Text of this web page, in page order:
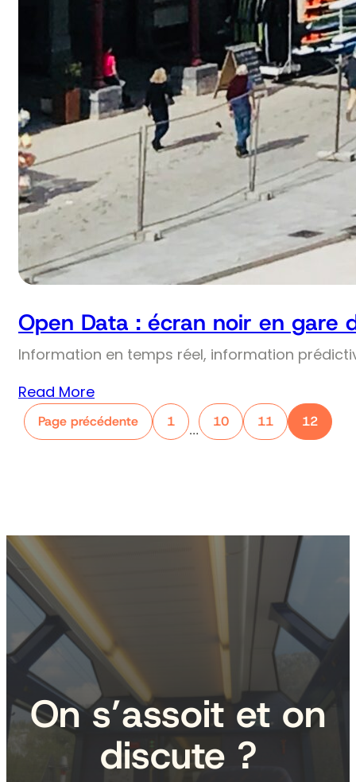
Open Data : écran noir en gare
Information en temps réel, information
Read More
Page précédente 1
…
10 11 12
On s’assoit et on
discute ?